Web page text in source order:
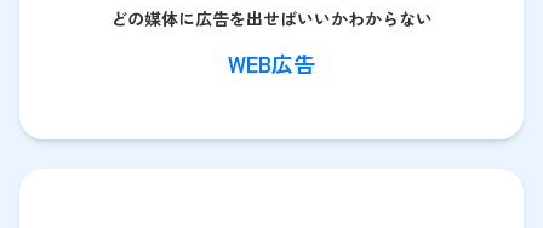
どの媒体に広告を出せばいいかわからない
WEB広告